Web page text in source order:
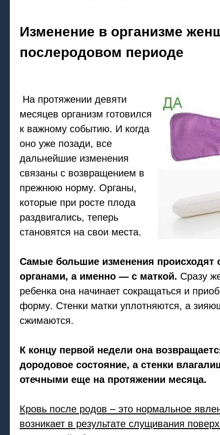
Изменение в организме
послеродовом периоде
На протяжении девяти
месяцев организм готовился
к важному событию. И когда
оно уже позади, все
дальнейшие изменения
связаны с возвращением в
прежнюю норму. Органы,
которые при росте плода
раздвигались, теперь
становятся на свои места.
Самые большие изменения происходят
органами, а именно — с маткой. Сразу
ребенка она начинает сокращаться и
форму. Стенки матки уплотняются, а
сжимаются.
К концу первой недели она
дородовое состояние, а стенки
отечными еще на протяжении месяца.
Кровь после родов – это нормальное
возникает в результате слущивания